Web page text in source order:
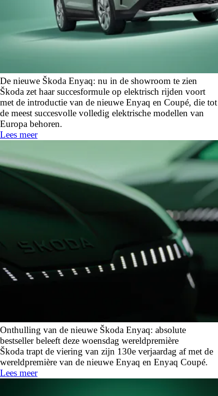
De nieuwe Škoda Enyaq: nu in de showroom te zien
Škoda zet haar succesformule op elektrisch rijden voort
met de introductie van de nieuwe Enyaq en Coupé, die tot
de meest succesvolle volledig elektrische modellen van
Europa behoren.
Lees meer
Onthulling van de nieuwe Škoda Enyaq: absolute
bestseller beleeft deze woensdag wereldpremière
Škoda trapt de viering van zijn 130e verjaardag af met de
wereldpremière van de nieuwe Enyaq en Enyaq Coupé.
Lees meer